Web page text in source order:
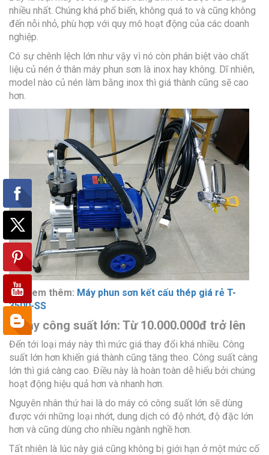
nhiều nhất. Chúng khá phổ biến, không quá to và cũng không
đến nỗi nhỏ, phù hợp với quy mô hoạt động của các doanh
nghiệp.
Có sự chênh lệch lớn như vậy vì nó còn phân biệt vào chất
liệu củ nén ở thân máy phun sơn là inox hay không. Dĩ nhiên,
model nào củ nén làm bằng inox thì giá thành cũng sẽ cao
hơn.
>>> Xem thêm: Máy phun sơn kết cấu thép giá rẻ T-
3500-SS
- Máy công suất lớn: Từ 10.000.000đ trở lên
Đến tới loại máy này thì mức giá thay đổi khá nhiều. Công
suất lớn hơn khiến giá thành cũng tăng theo. Công suất càng
lớn thì giá càng cao. Điều này là hoàn toàn dễ hiểu bởi chúng
hoạt động hiệu quả hơn và nhanh hơn.
Nguyên nhân thứ hai là do máy có công suất lớn sẽ dùng
được với những loại nhớt, dung dịch có độ nhớt, độ đặc lớn
hơn và cũng dùng cho nhiều ngành nghề hơn.
Tất nhiên là lúc này giá cũng không bị giới hạn ở một mức cố